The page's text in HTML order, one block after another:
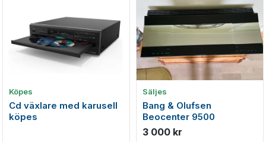
Köpes
Cd växlare med karusell
köpes
Säljes
Bang & Olufsen
Beocenter 9500
3 000 kr